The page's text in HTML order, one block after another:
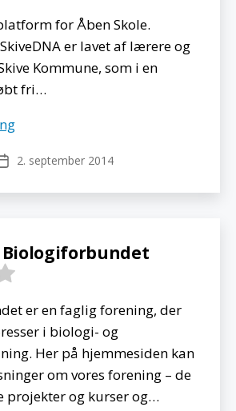
for Åben Skole.
er lavet af lærere og
Kommune, som i en
fri…
SkiveDNA
2. september 2014
Biologiforbundet
er en faglig forening, der
i biologi- og
Her på hjemmesiden kan
om vores forening – de
projekter og kurser og…